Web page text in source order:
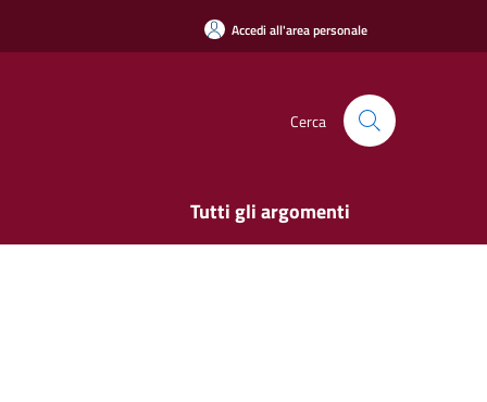
Accedi all'area personale
Cerca
Tutti gli argomenti